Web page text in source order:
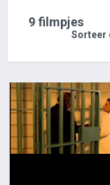
9 filmpjes
Sorteer